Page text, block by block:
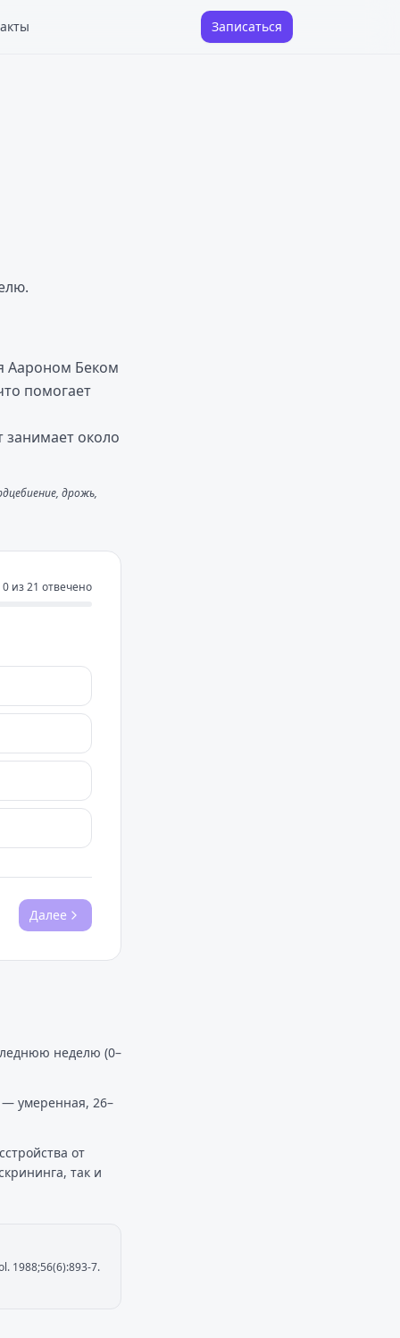
Записаться
Аароном Беком
помогает
около
дрожь,
0 из21 отвечено
Далее
неделю (0–
— умеренная, 26–
от
так и
1988;56(6):893-7.